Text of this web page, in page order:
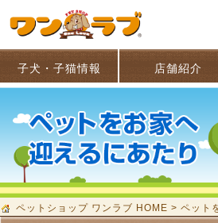
子犬・子猫情報 店舗紹介
ペットショップ ワンラブ HOME > ペット